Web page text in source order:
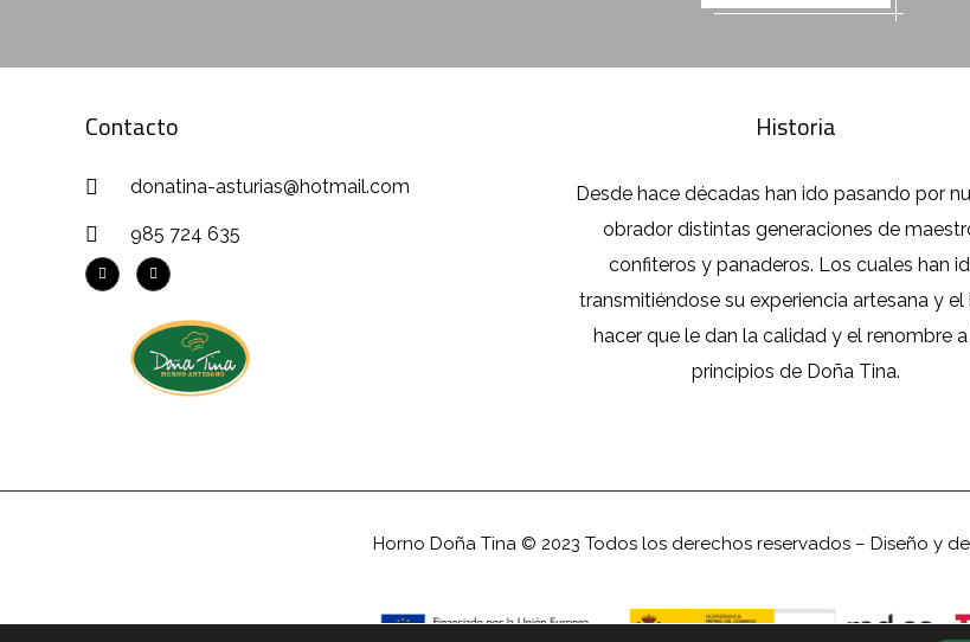
Contacto
donatina-asturias@hotmail.com
985 724 635
Historia
Desde hace décadas han ido pasando por
obrador distintas generaciones de
confiteros y panaderos. Los cuales han
transmitiéndose su experiencia artesana y el
hacer que le dan la calidad y el renombre
principios de Doña Tina.
Horno Doña Tina © 2023 Todos los derechos reservados – Diseño y